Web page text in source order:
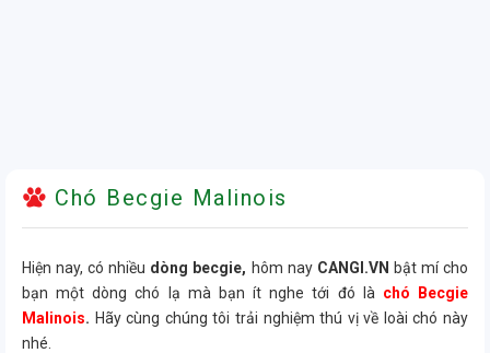
Chó Becgie Malinois
Hiện nay, có nhiều dòng becgie, hôm nay CANGI.VN bật mí cho
bạn một dòng chó lạ mà bạn ít nghe tới đó là chó Becgie
Malinois. Hãy cùng chúng tôi trải nghiệm thú vị về loài chó này
nhé.